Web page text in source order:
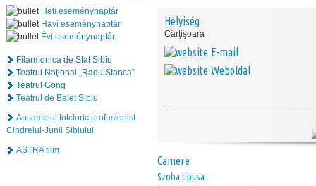
Heti eseménynaptár
Havi eseménynaptár
Évi eseménynaptár
Filarmonica de Stat Sibiu
Teatrul Naţional „Radu Stanca”
Teatrul Gong
Teatrul de Balet Sibiu
Ansamblul folcloric profesionist
Cindrelul-Junii Sibiului
ASTRA film
Helyiség
Cârţişoara
E-mail
Weboldal
Camere
Szoba típusa